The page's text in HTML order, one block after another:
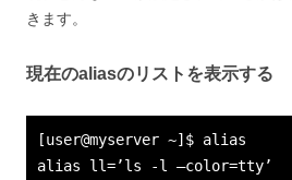
きます。
現在のaliasのリストを表示する
[user@myserver ~]$ alias
alias ll=’ls -l –color=tty’